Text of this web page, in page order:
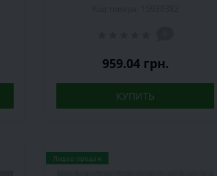
959.04 грн.
КУПИТЬ
Лидер продаж